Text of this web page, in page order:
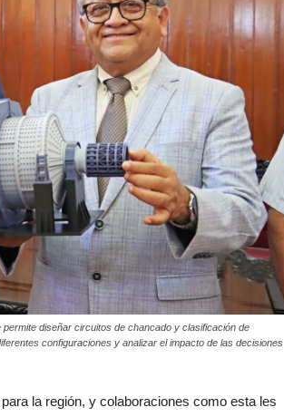
diseñar circuitos de chancado y clasificación de
configuraciones y analizar el impacto de las decisiones
la región, y colaboraciones como esta les